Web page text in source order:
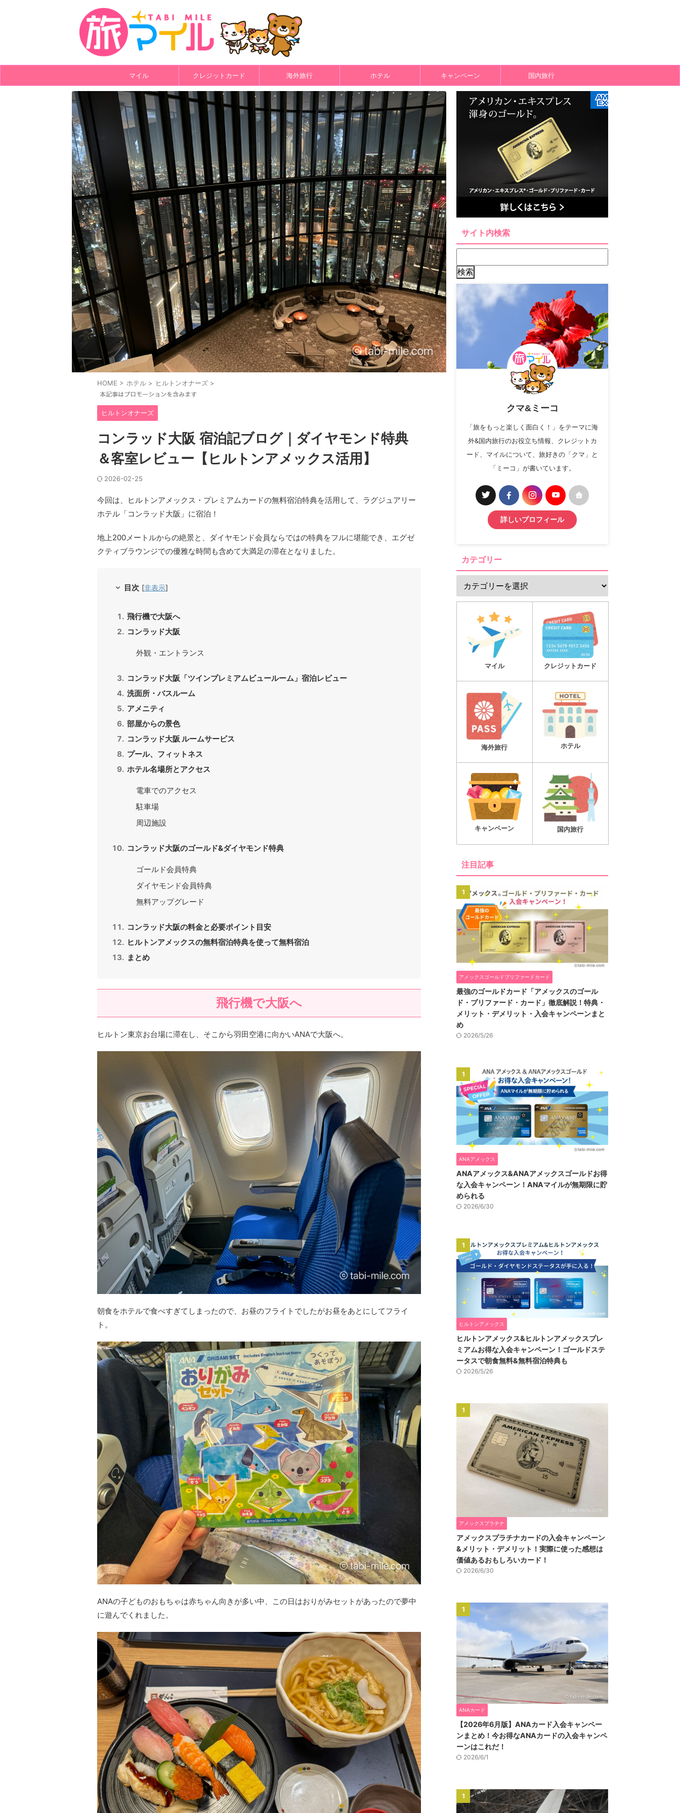
マイル クレジットカード 海外旅行 ホテル キャンペーン 国内旅行
HOME > ホテル > ヒルトンオナーズ >
ヒルトンオナーズ
コンラッド大阪 宿泊記ブログ｜ダイヤモンド特典
＆客室レビュー【ヒルトンアメックス活用】
2026-02-25
今回は、ヒルトンアメックス・プレミアムカードの無料宿泊特典を活用して、ラグジュアリー
ホテル「コンラッド大阪」に宿泊！
地上200メートルからの絶景と、ダイヤモンド会員ならではの特典をフルに堪能でき、エグゼ
クティブラウンジでの優雅な時間も含めて大満足の滞在となりました。
目次 [非表示]
飛行機で大阪へ
コンラッド大阪
外観・エントランス
コンラッド大阪「ツインプレミアムビュールーム」宿泊レビュー
洗面所・バスルーム
アメニティ
部屋からの景色
コンラッド大阪 ルームサービス
プール、フィットネス
ホテル名場所とアクセス
電車でのアクセス
駐車場
周辺施設
コンラッド大阪のゴールド&ダイヤモンド特典
ゴールド会員特典
ダイヤモンド会員特典
無料アップグレード
コンラッド大阪の料金と必要ポイント目安
ヒルトンアメックスの無料宿泊特典を使って無料宿泊
まとめ
飛行機で大阪へ
ヒルトン東京お台場に滞在し、そこから羽田空港に向かいANAで大阪へ。
朝食をホテルで食べすぎてしまったので、お昼のフライトでしたがお昼をあとにしてフライ
ト。
ANAの子どものおもちゃは赤ちゃん向きが多い中、この日はおりがみセットがあったので夢中
に遊んでくれました。
サイト内検索
クマ&ミーコ
「旅をもっと楽しく面白く！」をテーマに海
外&国内旅行のお役立ち情報、クレジットカ
ード、マイルについて、旅好きの「クマ」と
「ミーコ」が書いています。
詳しいプロフィール
カテゴリー
マイル クレジットカード
海外旅行 ホテル
キャンペーン 国内旅行
注目記事
1
アメックスゴールドプリファードカード
最強のゴールドカード「アメックスのゴール
ド・プリファード・カード」徹底解説！特典・
メリット・デメリット・入会キャンペーンまと
め
2026/5/26
1
ANAアメックス
ANAアメックス&ANAアメックスゴールドお得
な入会キャンペーン！ANAマイルが無期限に貯
められる
2026/6/30
1
ヒルトンアメックス
ヒルトンアメックス&ヒルトンアメックスプレ
ミアムお得な入会キャンペーン！ゴールドステ
ータスで朝食無料&無料宿泊特典も
2026/5/26
1
アメックスプラチナ
アメックスプラチナカードの入会キャンペーン
&メリット・デメリット！実際に使った感想は
価値あるおもしろいカード！
2026/6/30
1
ANAカード
【2026年6月版】ANAカード入会キャンペー
ンまとめ！今お得なANAカードの入会キャンペ
ーンはこれだ！
2026/6/1
1